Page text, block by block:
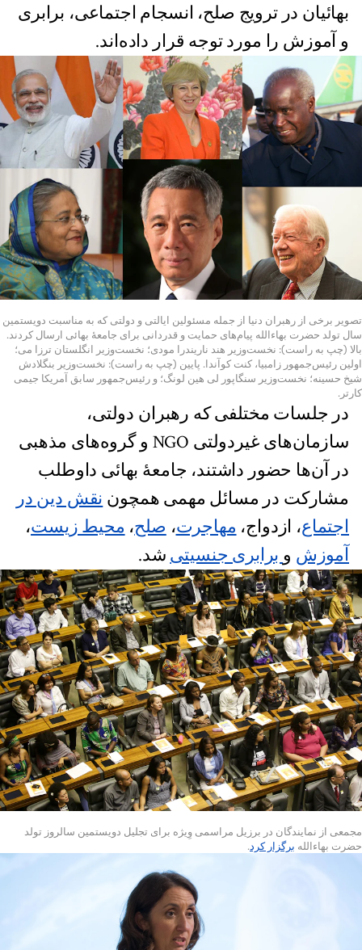
بهائیان در ترویج صلح، انسجام اجتماعی، برابری
و آموزش را مورد توجه قرار داده‌اند.
تصویر برخی از رهبران دنیا از جمله مسئولین ایالتی و دولتی که به مناسبت دویستمین
سال تولد حضرت بهاءالله پیام‌های حمایت و قدردانی برای جامعۀ بهائی ارسال کردند.
بالا (چپ به راست): نخست‌وزیر هند ناریندرا مودی؛ نخست‌وزیر انگلستان ترزا می؛
اولین رئیس‌جمهور زامبیا، کنت کوآندا. پایین (چپ به راست): نخست‌وزیر بنگلادش
شیخ حسینه؛ نخست‌وزیر سنگاپور لی هین لونگ؛ و رئیس‌جمهور سابق آمریکا جیمی
کارتر.
در جلسات مختلفی که رهبران دولتی،
سازمان‌های غیردولتی NGO و گروه‌های مذهبی
در آن‌ها حضور داشتند، جامعۀ بهائی داوطلب
مشارکت در مسائل مهمی همچون نقش دین در
اجتماع، ازدواج، مهاجرت، صلح، محیط زیست،
آموزش و برابری جنسیتی شد.
مجمعی از نمایندگان در برزیل مراسمی وِیژه برای تجلیل دویستمین سالروز تولد
حضرت بهاءالله برگزار کرد.